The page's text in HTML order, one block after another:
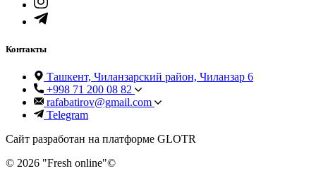
Контакты
Ташкент, Чиланзарский район, Чиланзар 6
+998 71 200 08 82
rafabatirov@gmail.com
Telegram
Сайт разработан на платформе GLOTR
© 2026 "Fresh online"©️